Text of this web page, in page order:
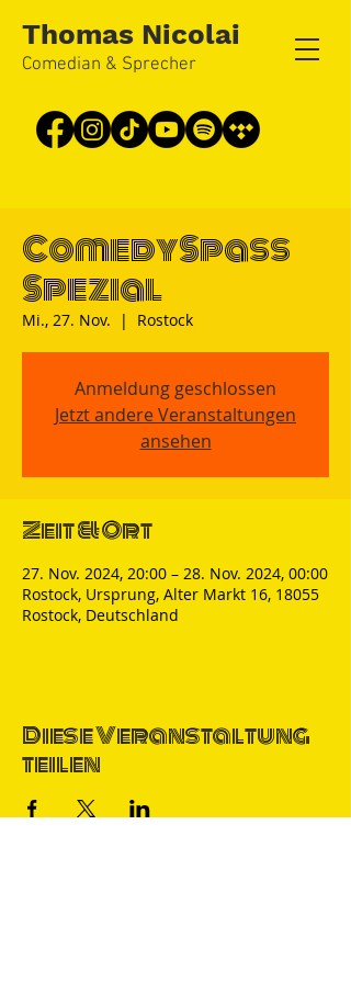
Thomas Nicolai
Comedian & Sprecher
ComedySpass
Spezial
Mi., 27. Nov.
  |
Rostock
Anmeldung geschlossen
Jetzt andere Veranstaltungen
ansehen
Zeit & Ort
27. Nov. 2024, 20:00 – 28. Nov. 2024, 00:00
Rostock, Ursprung, Alter Markt 16, 18055
Rostock, Deutschland
Diese Veranstaltung
teilen